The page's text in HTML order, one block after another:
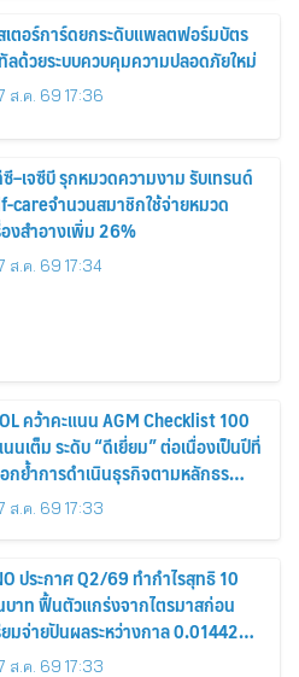
เตอร์การ์ดยกระดับแพลตฟอร์มบัตร
ด้วยระบบควบคุมความปลอดภัยใหม่
ส.ค. 69 17:36
–เจซีบี รุกหมวดความงาม รับเทรนด์
careจำนวนสมาชิกใช้จ่ายหมวด
งสำอางเพิ่ม 26%
ส.ค. 69 17:34
คว้าคะแนน AGM Checklist 100
นเต็ม ระดับ “ดีเยี่ยม” ต่อเนื่องเป็นปีที่
กย้ำการดำเนินธุรกิจตามหลักธร
บาล โปร่งใส สร้างความเชื่อมั่นผู้ถือ
ส.ค. 69 17:33
ประกาศ Q2/69 ทำกำไรสุทธิ 10
บาท ฟื้นตัวแกร่งจากไตรมาสก่อน
ยมจ่ายปันผลระหว่างกาล 0.014423
อหุ้น ครึ่งปีหลังมุ่งเติบโตต่อเนื่อง
ส.ค. 69 17:33